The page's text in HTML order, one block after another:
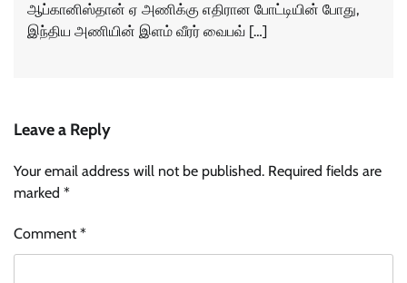
ஆப்கானிஸ்தான் ஏ அணிக்கு எதிரான போட்டியின் போது,
இந்திய அணியின் இளம் வீரர் வைபவ் […]
Leave a Reply
Your email address will not be published. Required fields are
marked *
Comment*